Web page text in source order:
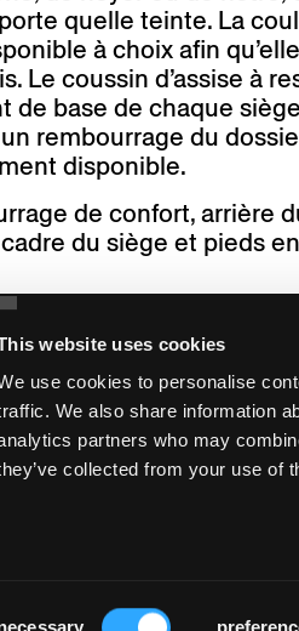
website uses cookies
use cookies to personalise
We also share information
partners who may
collected from your use of
quelle teinte. La
à choix afin qu’elle
Le coussin d’assise à
base de chaque
rembourrage du
disponible.
de confort, arrière
du siège et pieds